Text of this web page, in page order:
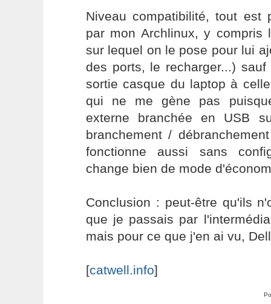
Niveau compatibilité, tout est
par mon Archlinux, y compris
sur lequel on le pose pour lui
des ports, le recharger...)
sortie casque du laptop à
qui ne me gène pas
externe branchée en USB
branchement /
fonctionne aussi sans
change bien de mode
Conclusion : peut-être qu'ils
que je passais par
mais pour ce que j'en ai vu,
[catwell.info]